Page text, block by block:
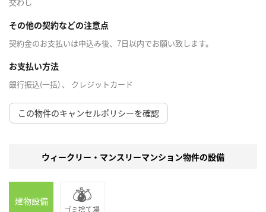
その他の契約などの注意点
契約金のお支払いは申込み後、7日以内でお願い致します。
お支払い方法
銀行振込(一括) 、 クレジットカード
この物件のキャンセルポリシーを確認
ウィークリー・マンスリーマンション物件の設備
建物設備
ゴミ捨て場